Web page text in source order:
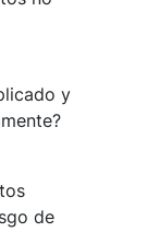
y
de